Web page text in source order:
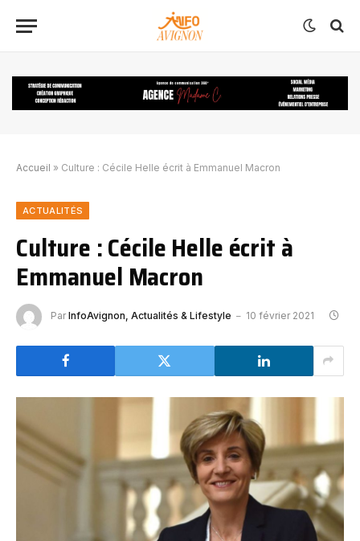
Accueil » Culture : Cécile Helle écrit à Emmanuel Macron
ACTUALITÉS
Culture : Cécile Helle écrit à
Emmanuel Macron
Par InfoAvignon, Actualités & Lifestyle 10 février 2021